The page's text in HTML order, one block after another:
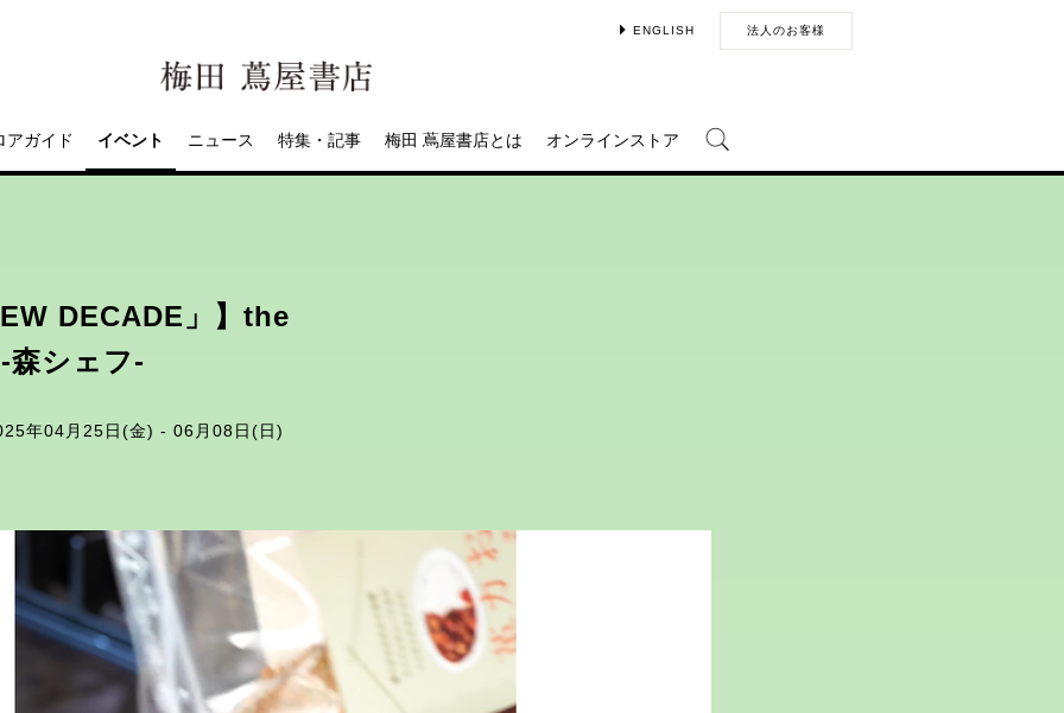
ENGLISH 法人のお客様
アガイド イベント ニュース 特集・記事 梅田 蔦屋書店とは オンラインストア
DECADE」】the
森シェフ-
年04月25日(金) - 06月08日(日)